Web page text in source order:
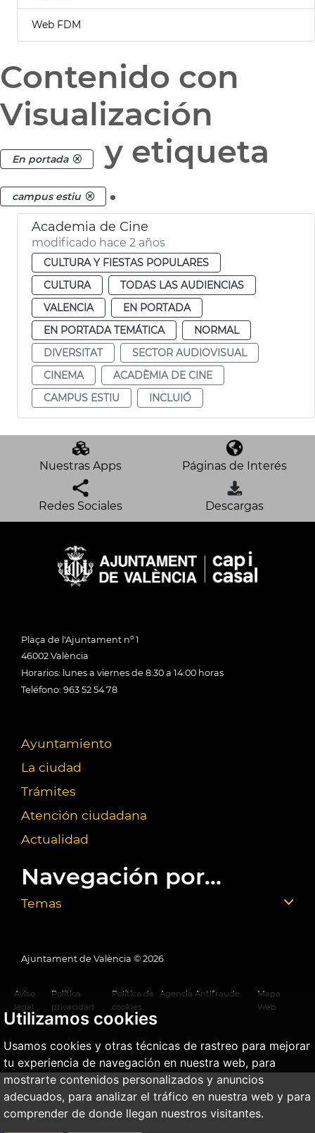
Utilizamos cookies
Usamos cookies y otras técnicas de rastreo para mejorar
tu experiencia de navegación en nuestra web, para
mostrarte contenidos personalizados y anuncios
adecuados, para analizar el tráfico en nuestra web y para
comprender de donde llegan nuestros visitantes.
Web FDM
Contenido con
Visualización
En portada y etiqueta
campus estiu .
Academia de Cine
modificado hace 2 años
CULTURA Y FIESTAS POPULARES
CULTURA
TODAS LAS AUDIENCIAS
VALENCIA
EN PORTADA
EN PORTADA TEMÁTICA
NORMAL
DIVERSITAT
SECTOR AUDIOVISUAL
CINEMA
ACADÈMIA DE CINE
CAMPUS ESTIU
INCLUIÓ
Nuestras Apps Páginas de Interés
Redes Sociales Descargas
Plaça de l'Ajuntament nº 1
46002 València
Horarios: lunes a viernes de 8:30 a 14:00 horas
Teléfono: 963 52 54 78
Ayuntamiento
La ciudad
Trámites
Atención ciudadana
Actualidad
Navegación por...
Temas
Ajuntament de València © 2026
Aviso
legal
Política
privacidad
Política de
cookies
Agencia Antifraude
Mapa
Web